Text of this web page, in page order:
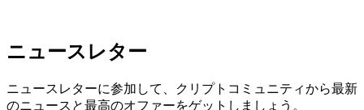
ニュースレター
ニュースレターに参加して、クリプトコミュニティから最新
のニュースと最高のオファーをゲットしましょう。